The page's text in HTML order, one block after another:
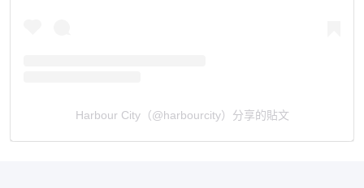
Harbour City（@harbourcity）分享的貼文